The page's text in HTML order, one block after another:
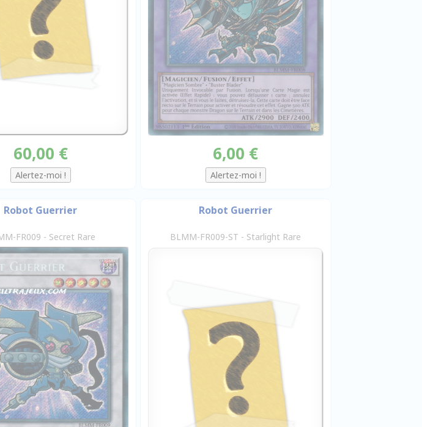
60,00 € 6,00 €
Robot Guerrier
FR009 - Secret Rare
Robot Guerrier
BLMM-FR009-ST - Starlight Rare